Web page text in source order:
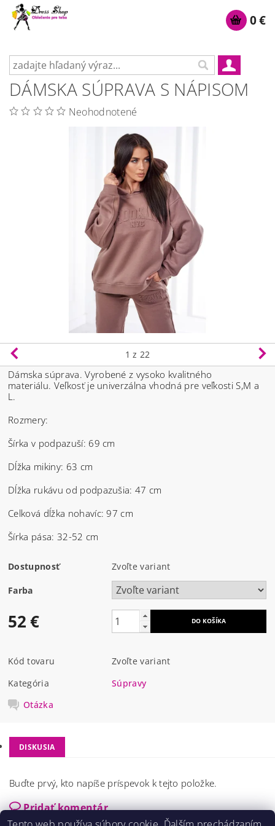
0 €
DÁMSKA SÚPRAVA S NÁPISOM
Neohodnotené
1 z 22
Dámska súprava. Vyrobené z vysoko kvalitného
materiálu. Veľkosť je univerzálna vhodná pre veľkosti S,M a
L.
Rozmery:
Šírka v podpazuší: 69 cm
Dĺžka mikiny: 63 cm
Dĺžka rukávu od podpazušia: 47 cm
Celková dĺžka nohavíc: 97 cm
Šírka pása: 32-52 cm
Dostupnosť Zvoľte variant
Farba
52 €
Kód tovaru
Zvoľte variant
Kategória
Súpravy
Otázka
DISKUSIA
Buďte prvý, kto napíše príspevok k tejto položke.
Pridať komentár